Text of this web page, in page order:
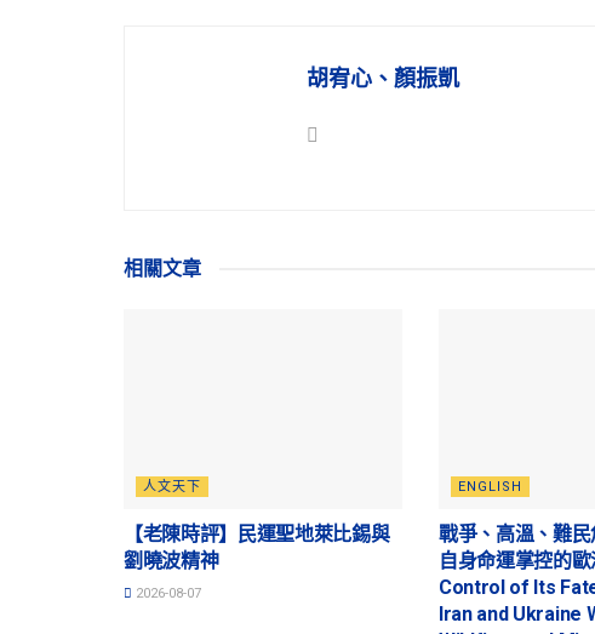
胡宥心、顏振凱
相關文章
人文天下
【老陳時評】民運聖地萊比錫與
劉曉波精神
2026-08-07
ENGLISH
戰爭、高溫、難
自身命運掌控的歐
Control of Its
Iran and Ukraine